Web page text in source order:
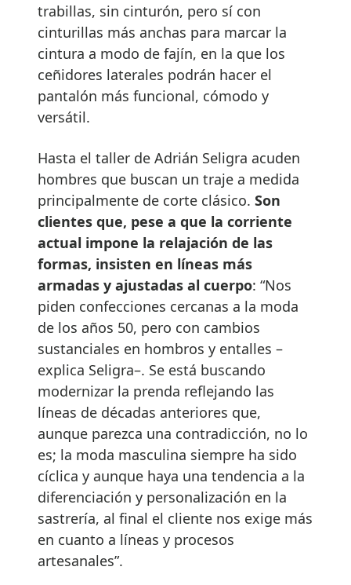
trabillas, sin cinturón, pero sí con
cinturillas más anchas para marcar la
cintura a modo de fajín, en la que los
ceñidores laterales podrán hacer el
pantalón más funcional, cómodo y
versátil.
Hasta el taller de Adrián Seligra acuden
hombres que buscan un traje a medida
principalmente de corte clásico. Son
clientes que, pese a que la corriente
actual impone la relajación de las
formas, insisten en líneas más
armadas y ajustadas al cuerpo: “Nos
piden confecciones cercanas a la moda
de los años 50, pero con cambios
sustanciales en hombros y entalles –
explica Seligra–. Se está buscando
modernizar la prenda reflejando las
líneas de décadas anteriores que,
aunque parezca una contradicción, no lo
es; la moda masculina siempre ha sido
cíclica y aunque haya una tendencia a la
diferenciación y personalización en la
sastrería, al final el cliente nos exige más
en cuanto a líneas y procesos
artesanales”.